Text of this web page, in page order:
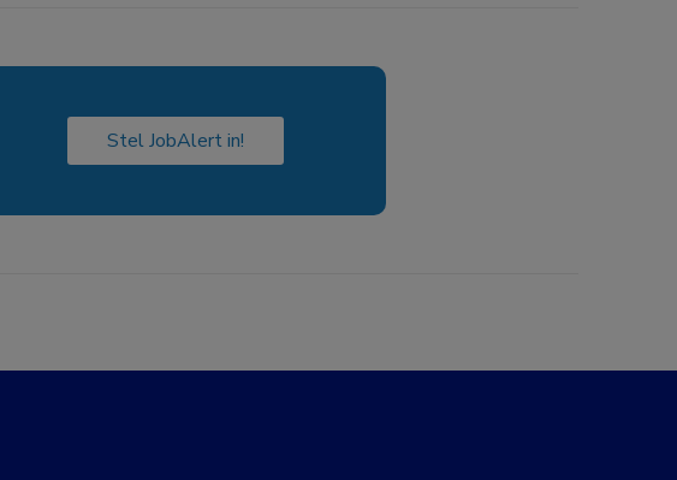
Stel JobAlert in!